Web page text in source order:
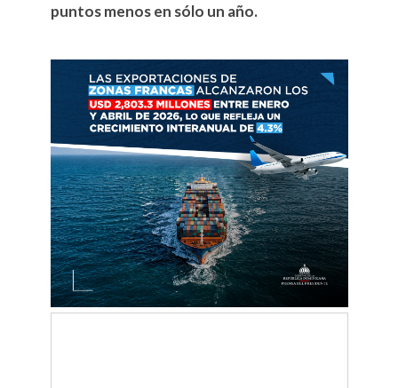
puntos menos en sólo un año.